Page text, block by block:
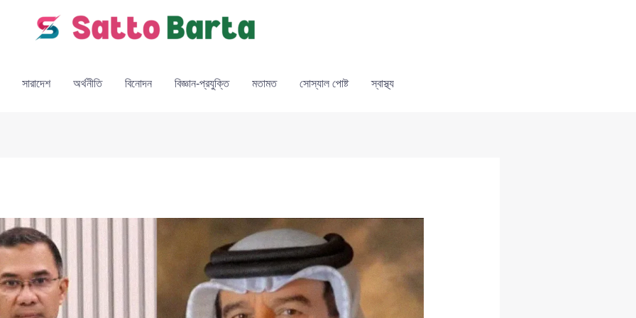
সারাদেশ অর্থনীতি বিনোদন বিজ্ঞান-প্রযুক্তি মতামত সোস্যাল পোষ্ট স্বাস্থ্য